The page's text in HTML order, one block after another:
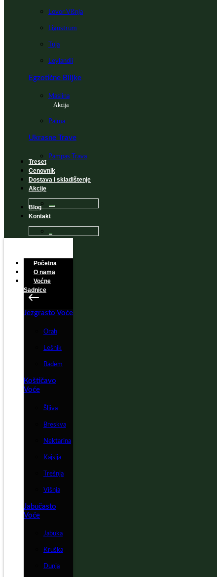
Lovor Višnja
Ligustrum
Tuja
Leylandii
Egzotične Biljke
Maslina
Akcija
Palma
Ukrasne Trave
Pampas Trava
Treset
Cenovnik
Dostava i skladištenje
Akcije
Blog
Kontakt
Početna
O nama
Voćne
Sadnice
Jezgrasto Voće
Orah
Lešnik
Badem
Koštičavo
Voće
Šljiva
Breskva
Nektarina
Kajsija
Trešnja
Višnja
Jabučasto
Voće
Jabuka
Kruška
Dunja